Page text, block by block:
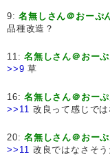
9:名無しさん＠おーぷ
品種改造？
11:名無しさん＠おー
>>9 草
16:名無しさん＠おー
>>11 改良って感じで
20:名無しさん＠おー
>>11 改良ではなさそ